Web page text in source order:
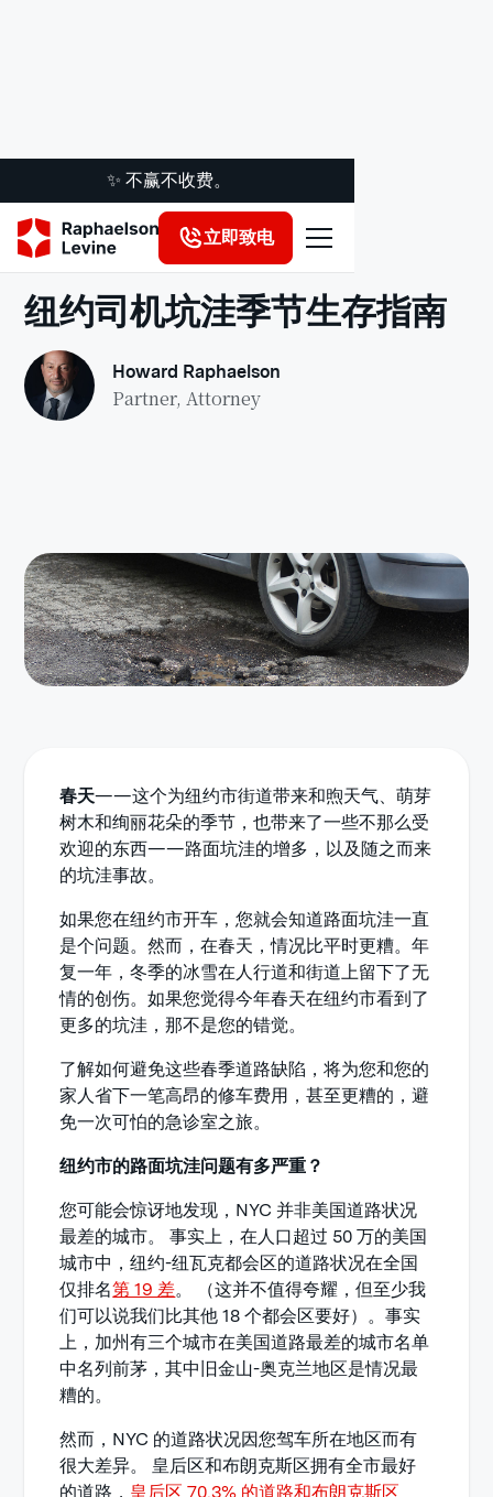
✨ 不赢不收费。
立即致电
法律洞察
纽约司机坑洼季节生存指南
Howard Raphaelson
Partner, Attorney
春天——这个为纽约市街道带来和煦天气、萌芽
树木和绚丽花朵的季节，也带来了一些不那么受
欢迎的东西——路面坑洼的增多，以及随之而来
的坑洼事故。
如果您在纽约市开车，您就会知道路面坑洼一直
是个问题。然而，在春天，情况比平时更糟。年
复一年，冬季的冰雪在人行道和街道上留下了无
情的创伤。如果您觉得今年春天在纽约市看到了
更多的坑洼，那不是您的错觉。
了解如何避免这些春季道路缺陷，将为您和您的
家人省下一笔高昂的修车费用，甚至更糟的，避
免一次可怕的急诊室之旅。
纽约市的路面坑洼问题有多严重？
您可能会惊讶地发现，NYC 并非美国道路状况
最差的城市。 事实上，在人口超过 50 万的美国
城市中，纽约-纽瓦克都会区的道路状况在全国
仅排名第 19 差。 （这并不值得夸耀，但至少我
们可以说我们比其他 18 个都会区要好）。事实
上，加州有三个城市在美国道路最差的城市名单
中名列前茅，其中旧金山-奥克兰地区是情况最
糟的。
然而，NYC 的道路状况因您驾车所在地区而有
很大差异。 皇后区和布朗克斯区拥有全市最好
的道路， 皇后区 70.3% 的道路和布朗克斯区